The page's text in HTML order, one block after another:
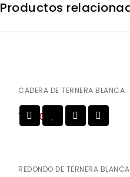
Productos
CADERA DE TERNERA BLANCA
10,50 €
REDONDO DE TERNERA BLANCA